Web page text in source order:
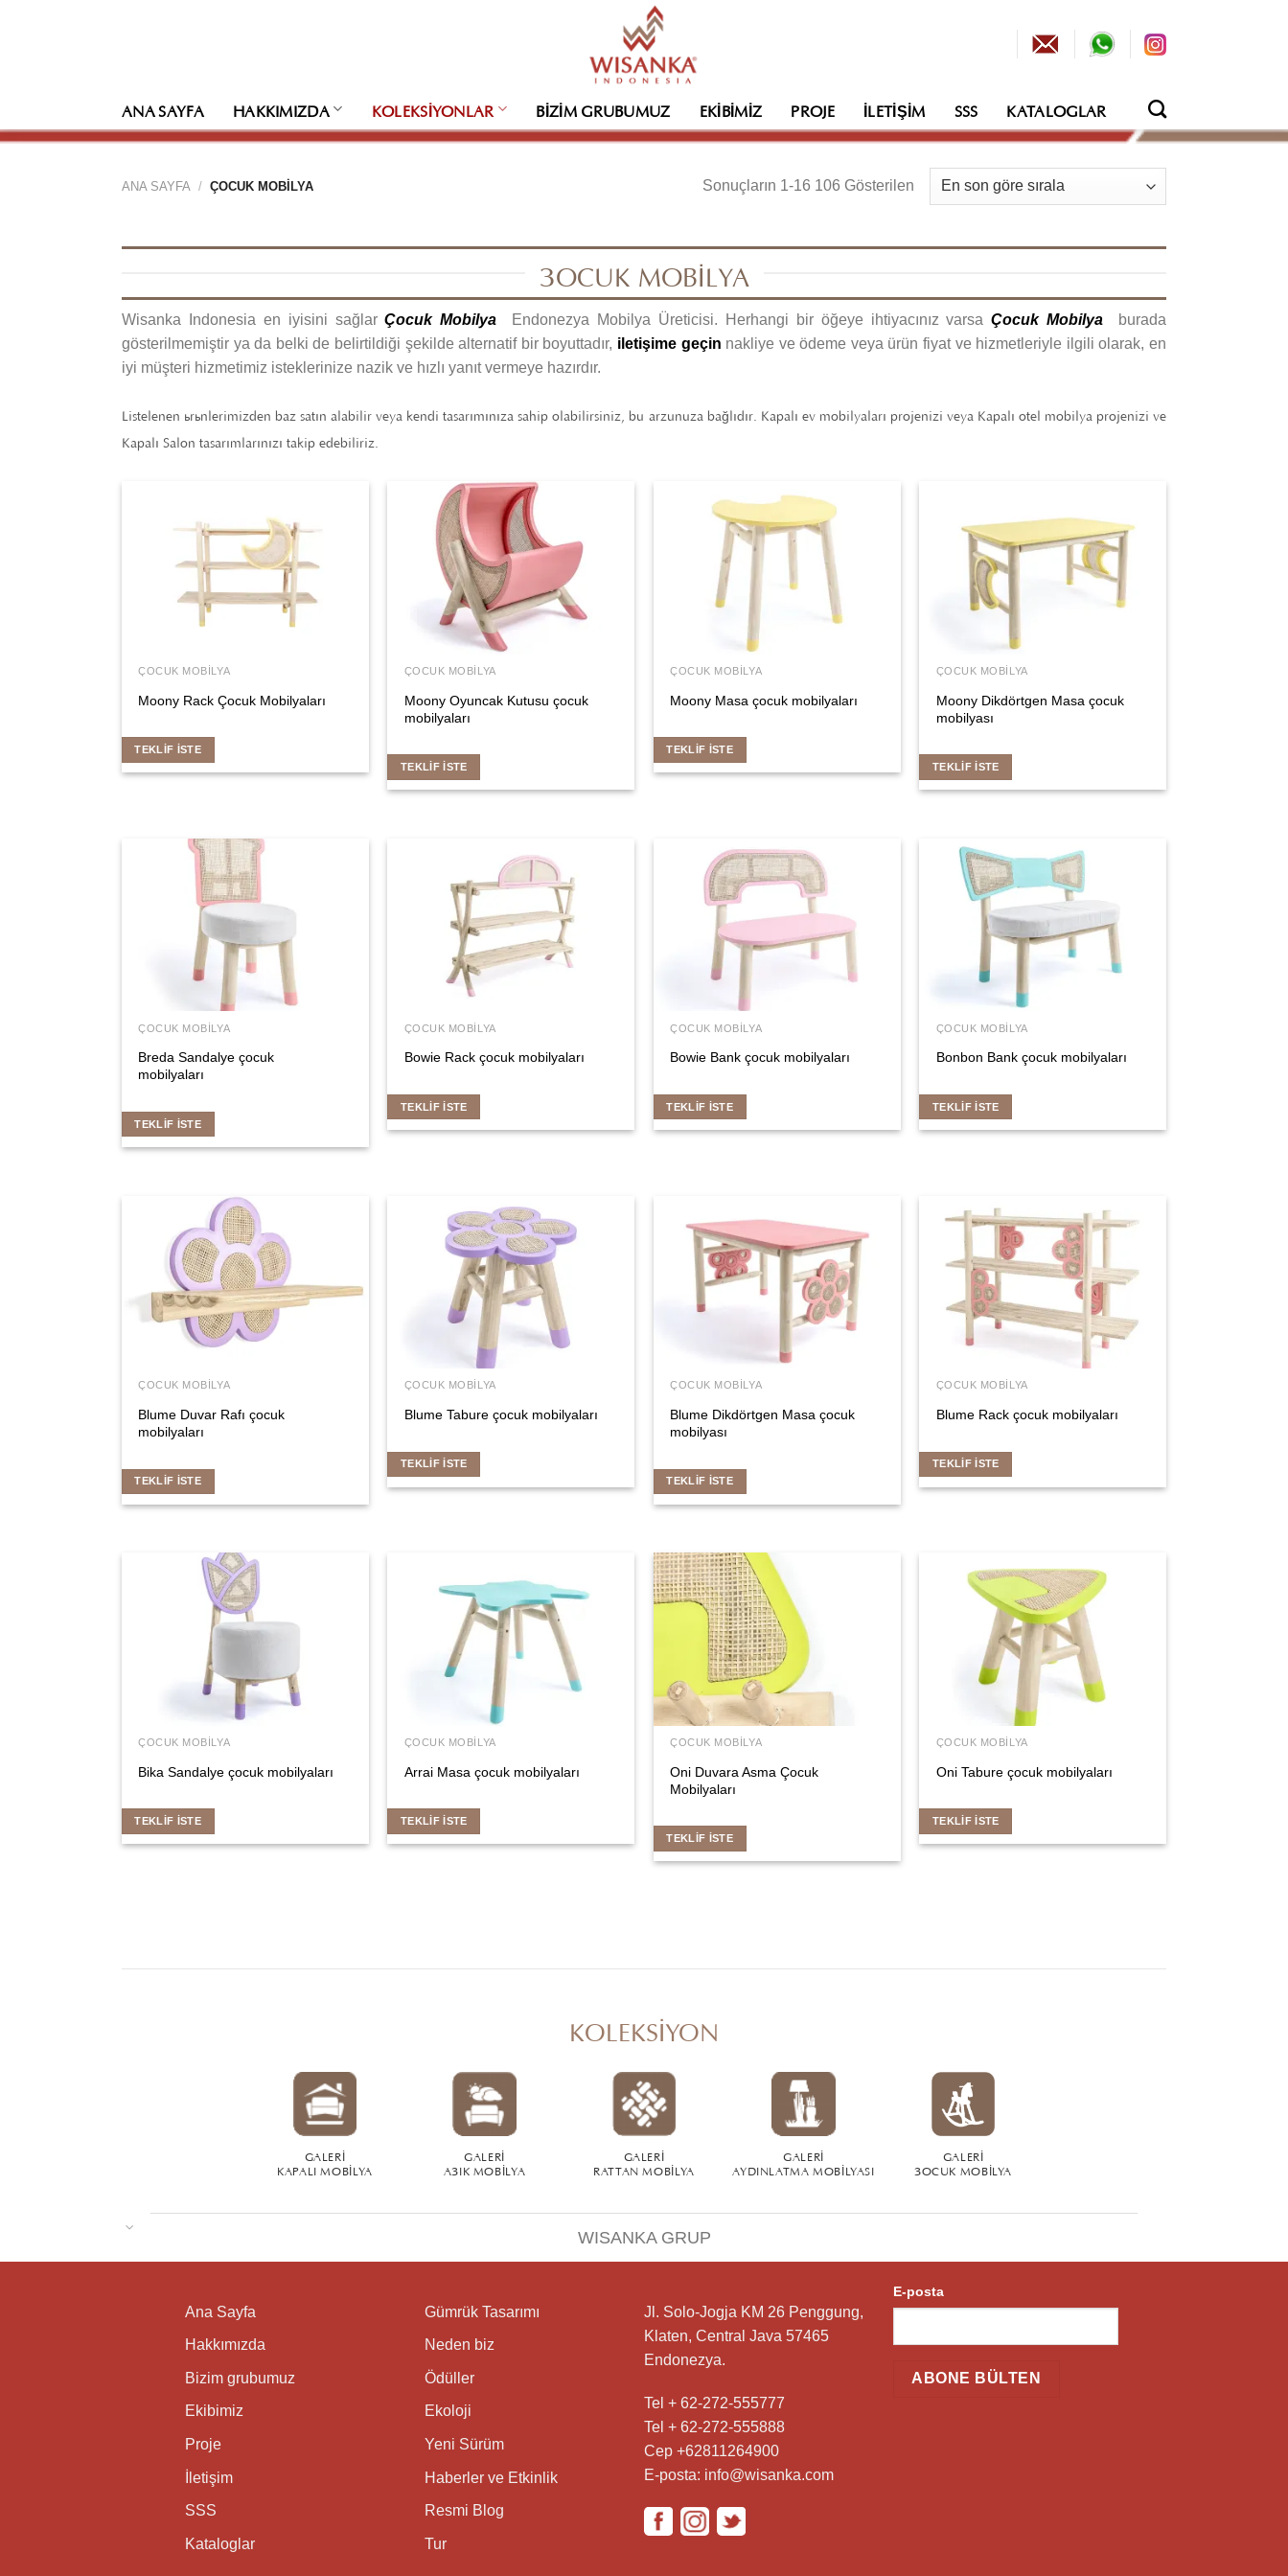
ANA SAYFA HAKKIMIZDA KOLEKSIYONLAR BIZIM GRUBUMUZ EKIBIMIZ PROJE İLETIŞIM SSS KATALOGLAR
ANA SAYFA / ÇOCUK MOBILYA Sonuçların 1-16 106 GösterilenEn
sonuncuya
ÇOCUK MOBILYA
Wisanka Indonesia en iyisini sağlarÇocuk Mobilya Endonezya Mobilya Üreticisi. Herhangi bir öğeye ihtiyacınız varsaÇocuk Mobilya
burada
gösterilmemiştir ya da belki de belirtildiği şekilde alternatif bir boyuttadır, iletişime geçin nakliye ve ödeme veya ürün fiyat ve hizmetleriyle ilgili olarak, en
iyi müşteri hizmetimiz isteklerinize nazik ve hızlı yanıt vermeye hazırdır.
Listelenen ürünlerimizden baz satın alabilir veya kendi tasarımınıza sahip olabilirsiniz, bu arzunuza bağlıdır. Kapalı ev mobilyaları projenizi veya Kapalı otel mobilya projenizi ve
Kapalı Salon tasarımlarınızı takip edebiliriz.
ÇOCUK MOBILYA
Moony Rack Çocuk Mobilyaları
TEKLIF İSTE
ÇOCUK MOBILYA
Moony Oyuncak Kutusu çocuk
mobilyaları
TEKLIF İSTE
ÇOCUK MOBILYA
Moony Masa çocuk mobilyaları
TEKLIF İSTE
ÇOCUK MOBILYA
Moony Dikdörtgen Masa çocuk
mobilyası
TEKLIF İSTE
ÇOCUK MOBILYA
Breda Sandalye çocuk
mobilyaları
TEKLIF İSTE
ÇOCUK MOBILYA
Bowie Rack çocuk mobilyaları
TEKLIF İSTE
ÇOCUK MOBILYA
Bowie Bank çocuk mobilyaları
TEKLIF İSTE
ÇOCUK MOBILYA
Bonbon Bank çocuk mobilyaları
TEKLIF İSTE
ÇOCUK MOBILYA
Blume Duvar Rafı çocuk
mobilyaları
TEKLIF İSTE
ÇOCUK MOBILYA
Blume Tabure çocuk mobilyaları
TEKLIF İSTE
ÇOCUK MOBILYA
Blume Dikdörtgen Masa çocuk
mobilyası
TEKLIF İSTE
ÇOCUK MOBILYA
Blume Rack çocuk mobilyaları
TEKLIF İSTE
ÇOCUK MOBILYA
Bika Sandalye çocuk mobilyaları
TEKLIF İSTE
ÇOCUK MOBILYA
Arrai Masa çocuk mobilyaları
TEKLIF İSTE
ÇOCUK MOBILYA
Oni Duvara Asma Çocuk
Mobilyaları
TEKLIF İSTE
ÇOCUK MOBILYA
Oni Tabure çocuk mobilyaları
TEKLIF İSTE
KOLEKSİYON
GALERI
KAPALI MOBILYA
GALERI
AÇIK MOBILYA
GALERI
RATTAN MOBILYA
GALERI
AYDINLATMA MOBILYASI
GALERI
ÇOCUK MOBILYA
WISANKA GRUP
Ana Sayfa
Hakkımızda
Bizim grubumuz
Ekibimiz
Proje
İletişim
SSS
Kataloglar
Gümrük Tasarımı
Neden biz
Ödüller
Ekoloji
Yeni Sürüm
Haberler ve Etkinlik
Resmi Blog
Tur
Jl. Solo-Jogja KM 26 Penggung,
Klaten, Central Java 57465
Endonezya.
Tel + 62-272-555777
Tel + 62-272-555888
Cep +62811264900
E-posta: info@wisanka.com
E-posta